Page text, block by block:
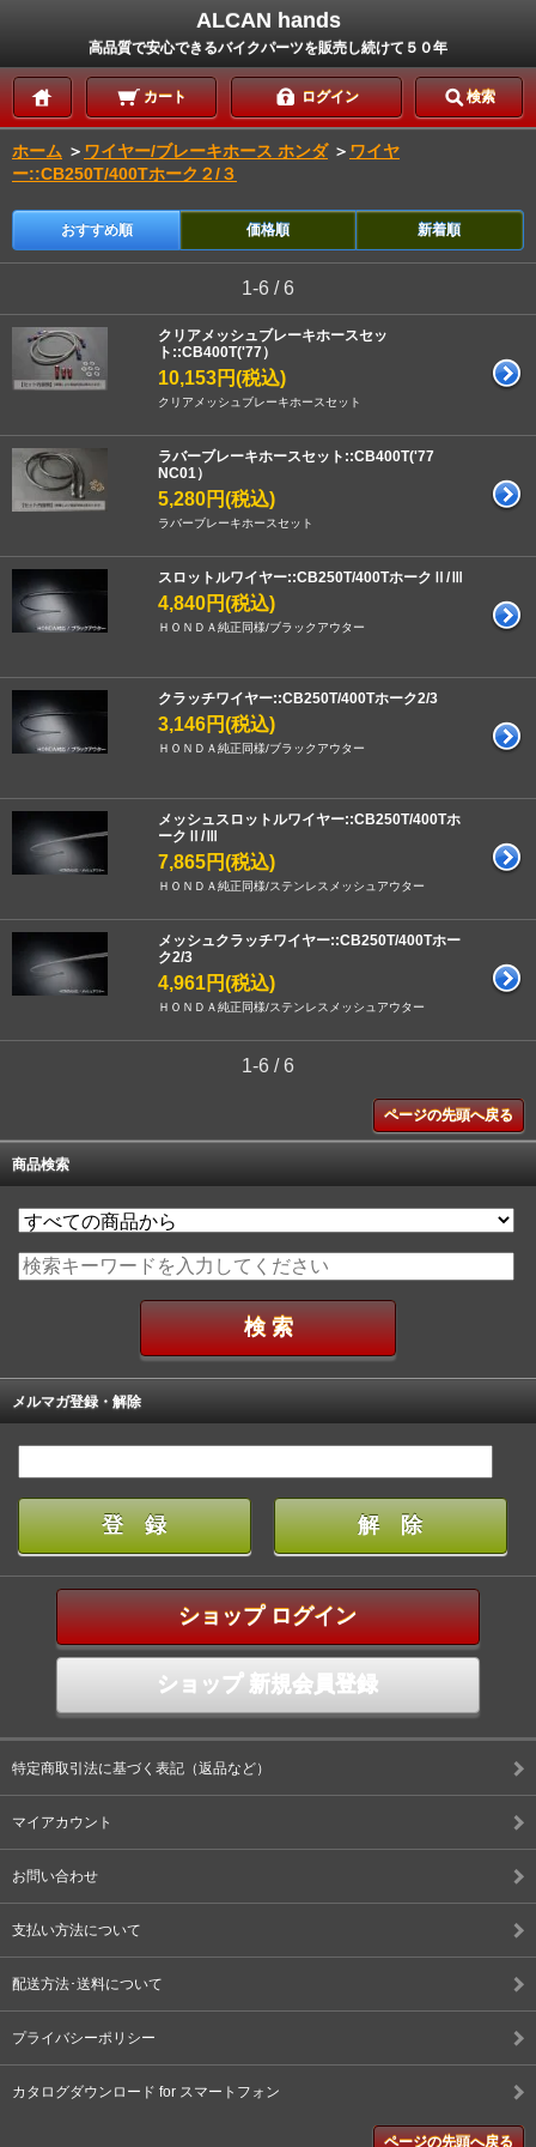
ALCAN hands
高品質で安心できるバイクパーツを販売し続けて５０年
カート ログイン 検索
ホーム ＞ ワイヤー/ブレーキホース ホンダ ＞ ワイヤ
ー::CB250T/400Tホーク２/３
おすすめ順 価格順 新着順
1-6 / 6
クリアメッシュブレーキホースセッ
ト::CB400T('77）
10,153円(税込)
クリアメッシュブレーキホースセット
ラバーブレーキホースセット::CB400T('77
NC01）
5,280円(税込)
ラバーブレーキホースセット
スロットルワイヤー::CB250T/400TホークⅡ/Ⅲ
4,840円(税込)
ＨＯＮＤＡ純正同様/ブラックアウター
クラッチワイヤー::CB250T/400Tホーク2/3
3,146円(税込)
ＨＯＮＤＡ純正同様/ブラックアウター
メッシュスロットルワイヤー::CB250T/400Tホ
ークⅡ/Ⅲ
7,865円(税込)
ＨＯＮＤＡ純正同様/ステンレスメッシュアウター
メッシュクラッチワイヤー::CB250T/400Tホー
ク2/3
4,961円(税込)
ＨＯＮＤＡ純正同様/ステンレスメッシュアウター
1-6 / 6
ページの先頭へ戻る
商品検索
メルマガ登録・解除
ショップ ログイン
ショップ 新規会員登録
特定商取引法に基づく表記（返品など）
マイアカウント
お問い合わせ
支払い方法について
配送方法･送料について
プライバシーポリシー
カタログダウンロード for スマートフォン
ページの先頭へ戻る